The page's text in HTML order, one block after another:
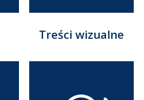
Treści wizualne